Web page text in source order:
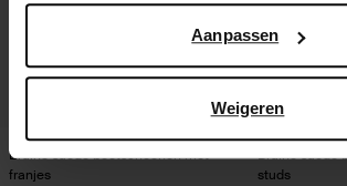
Aanpassen
Weigeren
Bruine suède bootschoenen met
franjes
Bruine suède
studs